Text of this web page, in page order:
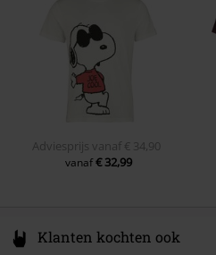
Adviesprijs vanaf € 34,90
vanaf€ 32,99
Klanten kochten ook